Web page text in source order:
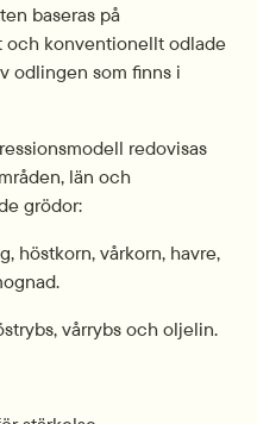
baseras på
och konventionellt odlade
odlingen som finns i
redovisas
län och
grödor:
höstkorn, vårkorn, havre,
vårrybs och oljelin.